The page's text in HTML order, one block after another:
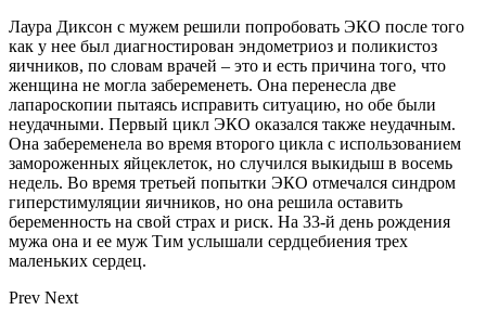
Лаура Диксон с мужем решили попробовать ЭКО после того
как у нее был диагностирован эндометриоз и поликистоз
яичников, по словам врачей – это и есть причина того, что
женщина не могла забеременеть. Она перенесла две
лапароскопии пытаясь исправить ситуацию, но обе были
неудачными. Первый цикл ЭКО оказался также неудачным.
Она забеременела во время второго цикла с использованием
замороженных яйцеклеток, но случился выкидыш в восемь
недель. Во время третьей попытки ЭКО отмечался синдром
гиперстимуляции яичников, но она решила оставить
беременность на свой страх и риск. На 33-й день рождения
мужа она и ее муж Тим услышали сердцебиения трех
маленьких сердец.
Prev Next